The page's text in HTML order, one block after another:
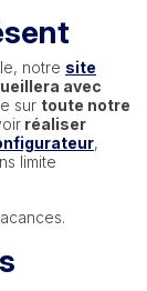
notre site
avec
sur toute notre
réaliser
,
limite